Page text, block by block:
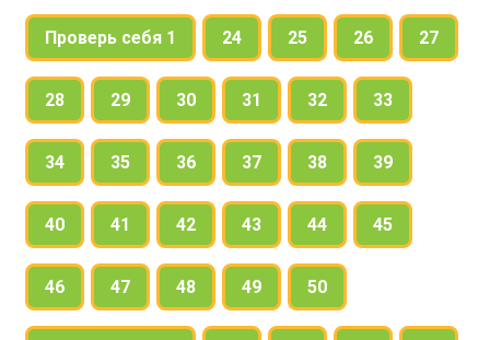
Проверь себя 1 24 25 26 27
28 29 30 31 32 33
34 35 36 37 38 39
40 41 42 43 44 45
46 47 48 49 50